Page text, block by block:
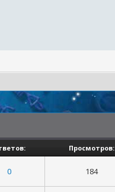
Просмотров:
0 184